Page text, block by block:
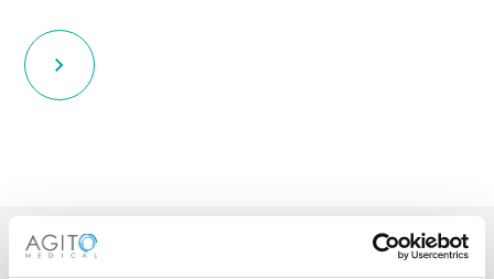
Reutilizado con un propósito.